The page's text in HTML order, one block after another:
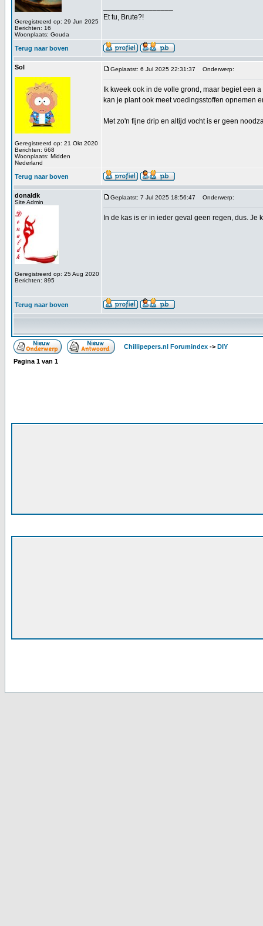
Geregistreerd op: 29 Jun 2025
Berichten: 16
Woonplaats: Gouda
Et tu, Brute?!
Terug naar boven
Sol
Geregistreerd op: 21 Okt 2020
Berichten: 668
Woonplaats: Midden
Nederland
Geplaatst: 6 Jul 2025 22:31:37 Onderwerp:
Ik kweek ook in de volle grond, maar begiet een
kan je plant ook meet voedingsstoffen opnemen
Met zo'n fijne drip en altijd vocht is er geen
Terug naar boven
donaldk
Site Admin
Geregistreerd op: 25 Aug 2020
Berichten: 895
Geplaatst: 7 Jul 2025 18:56:47 Onderwerp:
In de kas is er in ieder geval geen regen, dus.
Terug naar boven
Chillipepers.nl Forumindex -> DIY
Pagina 1 van 1